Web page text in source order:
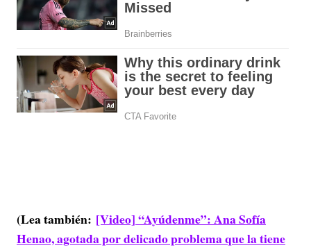
(Lea también: [Video] “Ayúdenme”: Ana Sofía
Henao, agotada por delicado problema que la tiene